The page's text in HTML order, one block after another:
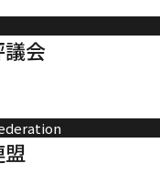
議会
盟